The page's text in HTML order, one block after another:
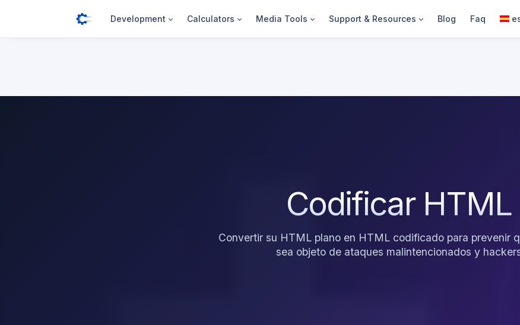
Development Calculators Media Tools Support & Resources Blog Faq
Codificar HTML
Convertir su HTML plano en HTML codificado para prevenir
sea objeto de ataques malintencionados y